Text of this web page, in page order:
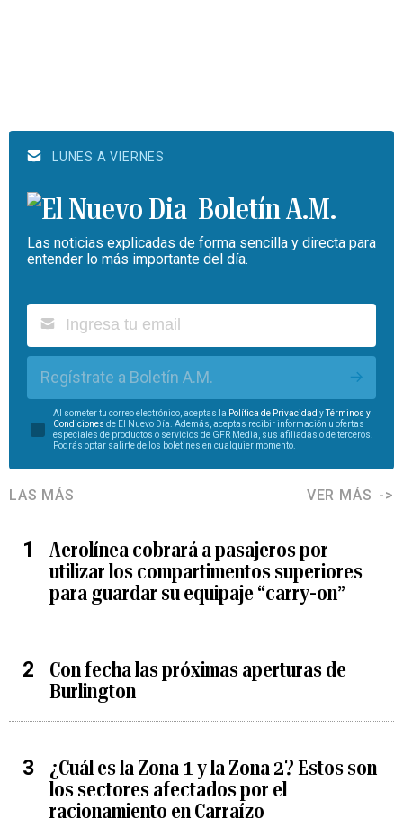
LUNES A VIERNES
Boletín A.M.
Las noticias explicadas de forma sencilla y directa para
entender lo más importante del día.
Regístrate a Boletín A.M.
Al someter tu correo electrónico, aceptas la Política de Privacidad yTérminos y
Condiciones de El Nuevo Día. Además, aceptas recibir información u ofertas
especiales de productos o servicios de GFR Media, sus afiliadas o de terceros.
Podrás optar salirte de los boletines en cualquier momento.
LAS MÁS VER MÁS
Aerolínea cobrará a pasajeros por
utilizar los compartimentos superiores
para guardar su equipaje “carry-on”
Con fecha las próximas aperturas de
Burlington
¿Cuál es la Zona 1 y la Zona 2? Estos son
los sectores afectados por el
racionamiento en Carraízo